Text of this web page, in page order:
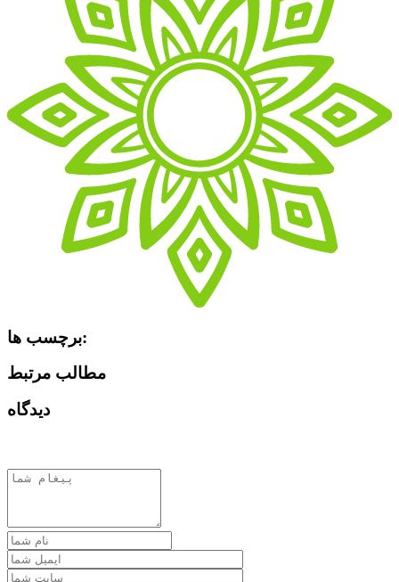
برچسب ها:
مطالب مرتبط
دیدگاه